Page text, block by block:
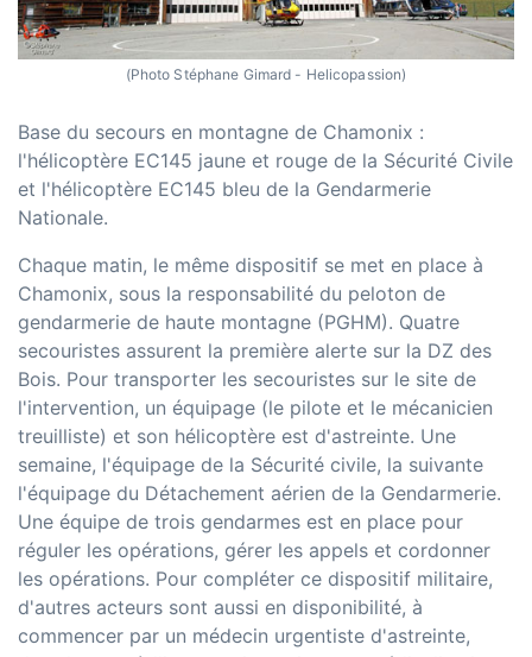
(Photo Stéphane Gimard - Helicopassion)
Base du secours en montagne de Chamonix :
l'hélicoptère EC145 jaune et rouge de la Sécurité Civile
et l'hélicoptère EC145 bleu de la Gendarmerie
Nationale.
Chaque matin, le même dispositif se met en place à
Chamonix, sous la responsabilité du peloton de
gendarmerie de haute montagne (PGHM). Quatre
secouristes assurent la première alerte sur la DZ des
Bois. Pour transporter les secouristes sur le site de
l'intervention, un équipage (le pilote et le mécanicien
treuilliste) et son hélicoptère est d'astreinte. Une
semaine, l'équipage de la Sécurité civile, la suivante
l'équipage du Détachement aérien de la Gendarmerie.
Une équipe de trois gendarmes est en place pour
réguler les opérations, gérer les appels et cordonner
les opérations. Pour compléter ce dispositif militaire,
d'autres acteurs sont aussi en disponibilité, à
commencer par un médecin urgentiste d'astreinte,